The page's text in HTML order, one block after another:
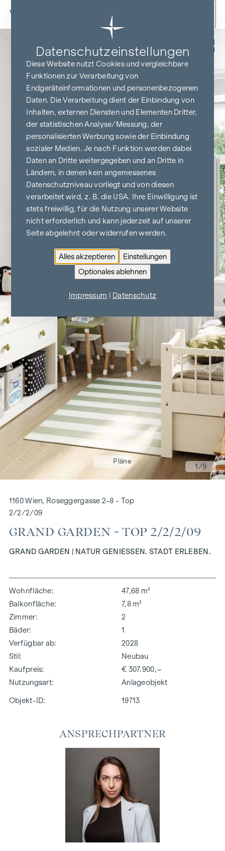
Zum Inhalt springen
Bilder Pläne
1/9
1160 Wien, Roseggergasse 2-8 - Top
2/2/2/09
GRAND GARDEN - TOP 2/2/2/09
GRAND GARDEN | NATUR GENIESSEN. STADT ERLEBEN.
Wohnfläche
47,68 m²
Balkonfläche
7,8 m²
Zimmer
2
Bäder
1
Verfügbar ab
2028
Stil
Neubau
Kaufpreis
€ 307.900,–
Nutzungsart
Anlageobjekt
Objekt-ID: 19713
ANSPRECHPARTNER
Datenschutz­einstellungen
Diese Website nutzt Cookies und vergleichbare
Funktionen zur Verarbeitung von
Endgeräteinformationen und personenbezogenen
Daten. Die Verarbeitung dient der Einbindung von
Inhalten, externen Diensten und Elementen Dritter,
der statistischen Analyse/Messung, der
personalisierten Werbung sowie der Einbindung
sozialer Medien. Je nach Funktion werden dabei
Daten an Dritte weitergegeben und an Dritte in
Ländern, in denen kein angemessenes
Datenschutzniveau vorliegt und von diesen
verarbeitet wird, z. B. die USA. Ihre Einwilligung ist
stets freiwillig, für die Nutzung unserer Website
nicht erforderlich und kann jederzeit auf unserer
Seite abgelehnt oder widerrufen werden.
Alles akzeptieren
Einstellungen
Optionales ablehnen
Impressum Datenschutz